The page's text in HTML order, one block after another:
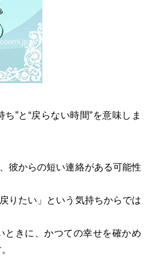
”と“戻らない時間”を意味しま
彼からの短い連絡がある可能性
りたい」という気持ちからでは
ときに、かつての幸せを確かめ